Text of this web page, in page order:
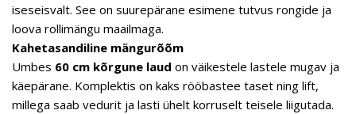
iseseisvalt. See on suurepärane esimene tutvus rongide ja
loova rollimängu maailmaga.
Kahetasandiline mängurõõm
Umbes 60 cm kõrgune laud on väikestele lastele mugav ja
käepärane. Komplektis on kaks rööbastee taset ning lift,
millega saab vedurit ja lasti ühelt korruselt teisele liigutada.